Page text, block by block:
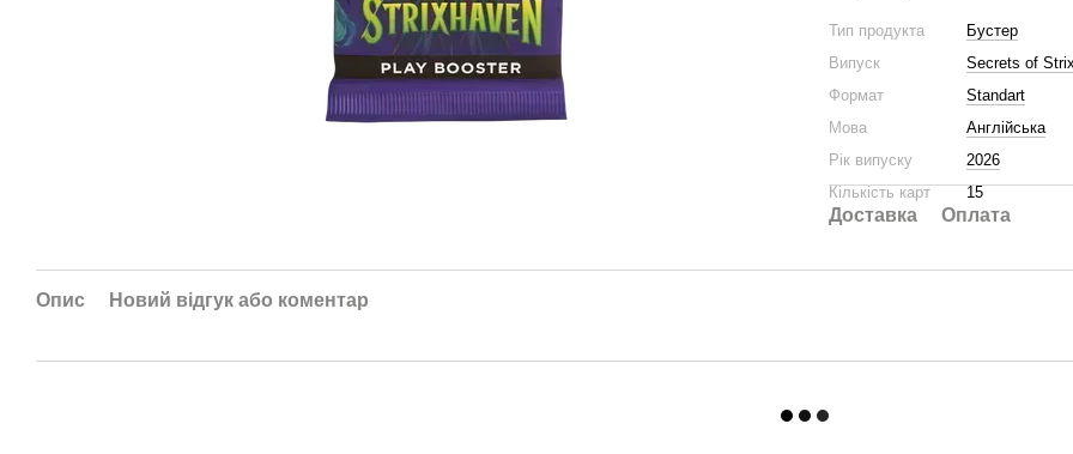
Тип продукта
Бустер
Випуск
Secrets of
Формат
Standart
Мова
Англійська
Рік випуску
2026
Кількість карт
15
Доставка Оплата
Опис Новий відгук або коментар